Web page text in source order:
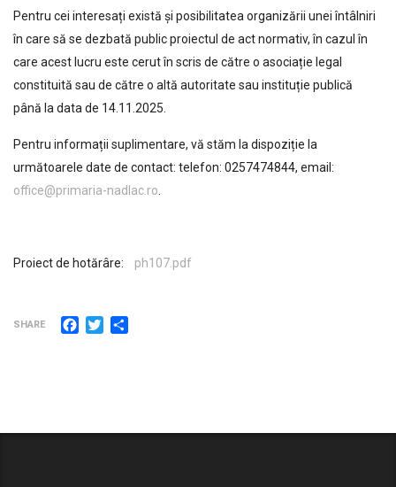
Pentru cei interesați există și posibilitatea organizării unei întâlniri
în care să se dezbată public proiectul de act normativ, în cazul în
care acest lucru este cerut în scris de către o asociație legal
constituită sau de către o altă autoritate sau instituție publică
până la data de 14.11.2025.
Pentru informații suplimentare, vă stăm la dispoziție la
următoarele date de contact: telefon: 0257474844, email:
office@primaria-nadlac.ro.
Proiect de hotărâre: ph107.pdf
SHARE Facebook
Twitter